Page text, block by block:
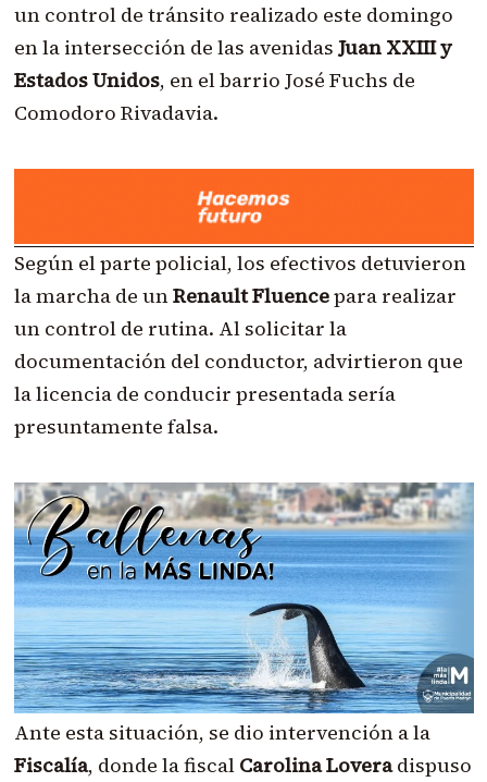
un control de tránsito realizado este domingo
en la intersección de las avenidas Juan XXIII y
Estados Unidos, en el barrio José Fuchs de
Comodoro Rivadavia.
Según el parte policial, los efectivos detuvieron
la marcha de unRenault Fluencepara realizar
un control de rutina. Al solicitar la
documentación del conductor, advirtieron que
la licencia de conducir presentada sería
presuntamente falsa.
Ante esta situación, se dio intervención a la
Fiscalía, donde la fiscal Carolina Loveradispuso